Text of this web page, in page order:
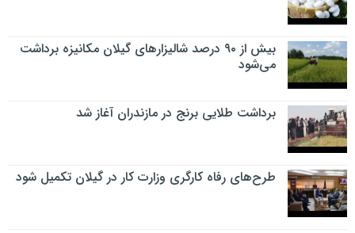
بیش از ۹۰ درصد شالیزارهای گیلان مکانیزه برداشت
می‌شود
برداشت طلایی برنج در مازندران آغاز شد
طرح‌های رفاه کارگری وزارت کار در گیلان تکمیل شود